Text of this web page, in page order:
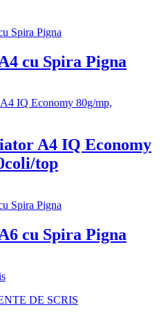
cu Spira Pigna
A4 IQ Economy
top
cu Spira Pigna
DE SCRIS